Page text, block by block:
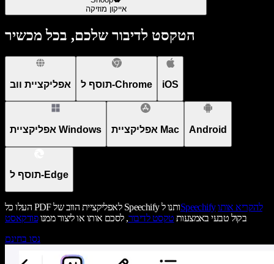
אייקון מוזיקה
הטקסט לדיבור שלכם, בכל מכשיר
אפליקציית ווב תוסף ל-Chrome iOS
אפליקציית Windows אפליקציית Mac Android
תוסף ל-Edge
העלו כל PDF לאפליקציית הווב של Speechify ותנו לSpeechify להקריא אותו
בקול טבעי באמצעות טקסט לדיבור, לסכם אותו או ליצור ממנופודקאסט
נסו בחינם